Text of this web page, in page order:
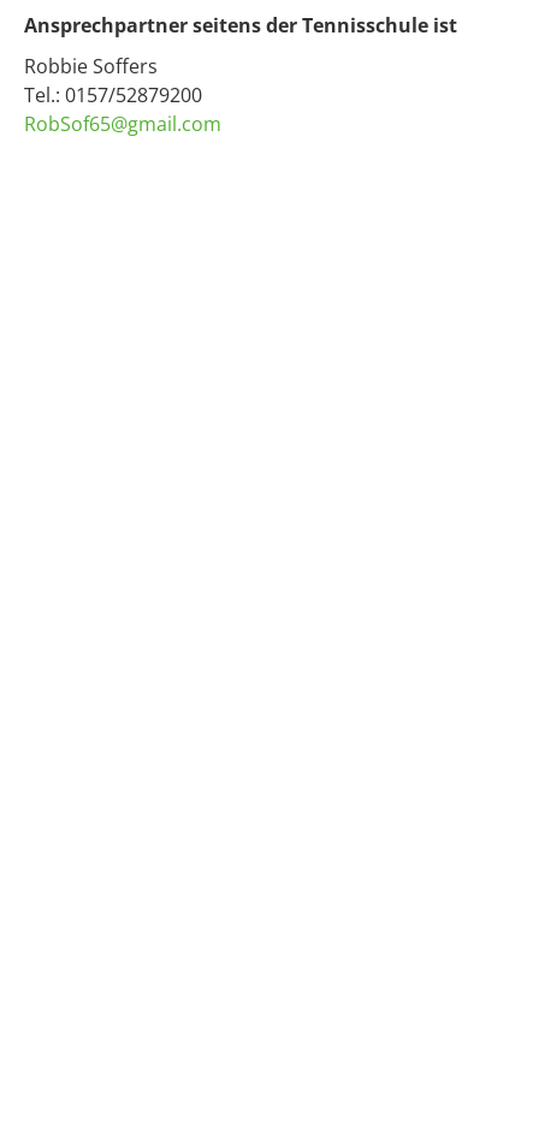
Ansprechpartner seitens der Tennisschule ist
Robbie Soffers
Tel.: 0157/52879200
RobSof65@gmail.com